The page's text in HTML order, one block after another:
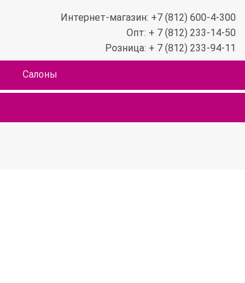
Интернет-магазин: +7 (812) 600-4-300
Опт: + 7 (812) 233-14-50
Розница: + 7 (812) 233-94-11
Салоны